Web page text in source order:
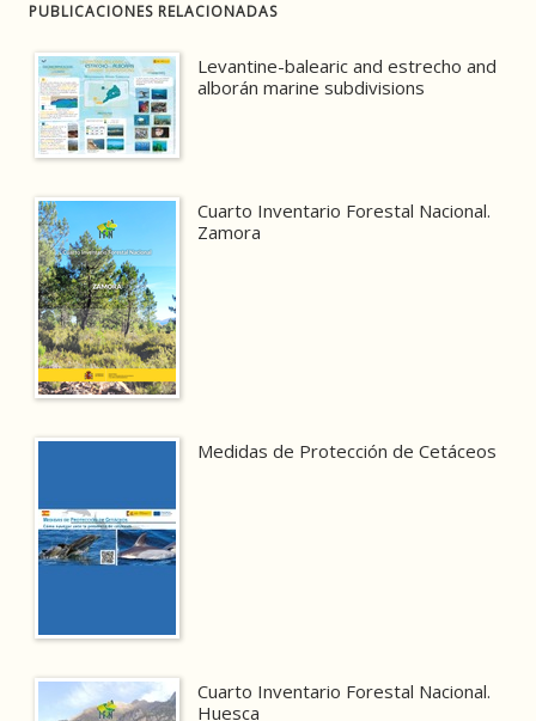
PUBLICACIONES RELACIONADAS
Levantine-balearic and estrecho and
alborán marine subdivisions
Cuarto Inventario Forestal Nacional.
Zamora
Medidas de Protección de Cetáceos
Cuarto Inventario Forestal Nacional.
Huesca